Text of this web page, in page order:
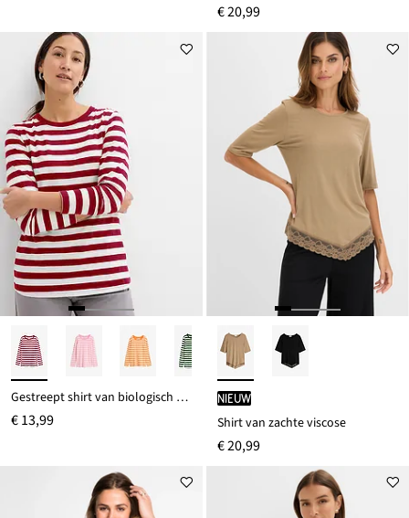
€ 20,99
Gestreept shirt van biologisch katoen
€ 13,99
Nieuw
Shirt van zachte viscose
€ 20,99